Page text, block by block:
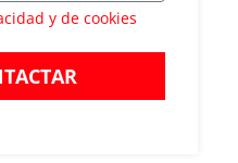
y de cookies